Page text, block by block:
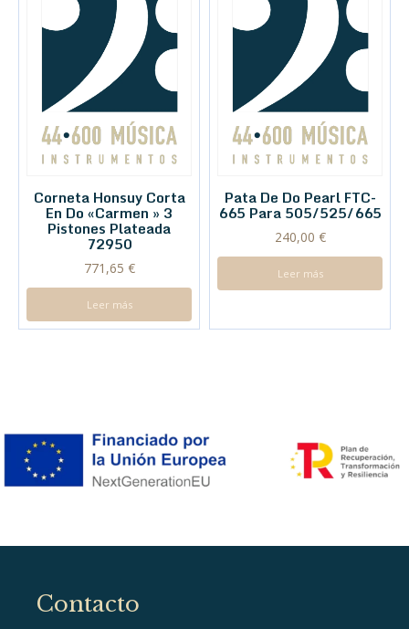
Corneta Honsuy Corta
En Do «Carmen » 3
Pistones Plateada
72950
771,65 €
Leer más
Pata De Do Pearl FTC-
665 Para 505/525/665
240,00 €
Leer más
Contacto